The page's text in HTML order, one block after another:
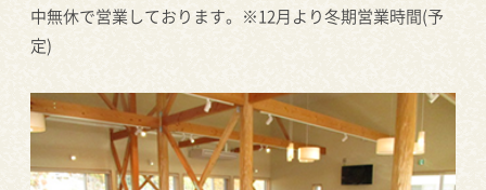
中無休で営業しております。※12月より冬期営業時間(予
定)